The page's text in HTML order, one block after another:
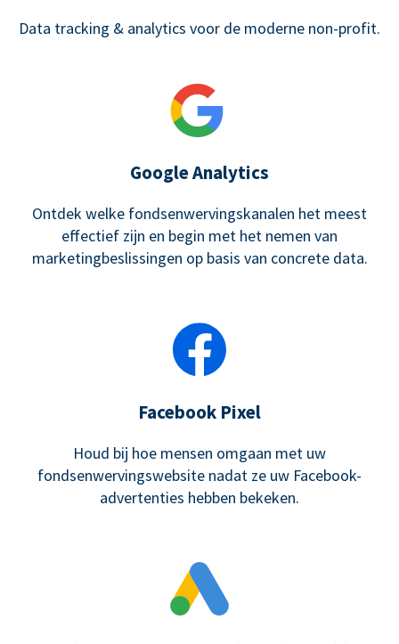
Data tracking & analytics voor de moderne non-profit.
Google Analytics
Ontdek welke fondsenwervingskanalen het meest
effectief zijn en begin met het nemen van
marketingbeslissingen op basis van concrete data.
Facebook Pixel
Houd bij hoe mensen omgaan met uw
fondsenwervingswebsite nadat ze uw Facebook-
advertenties hebben bekeken.